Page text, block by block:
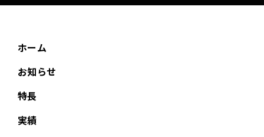
ホーム
お知らせ
特長
実績